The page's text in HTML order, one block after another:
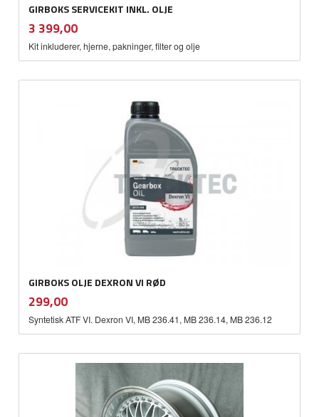
GIRBOKS SERVICEKIT INKL. OLJE
Pris
3 399,00mva.
Kit inkluderer, hjerne, pakninger, filter og olje
GIRBOKS OLJE DEXRON VI RØD
Pris
299,00mva.
Syntetisk ATF VI. Dexron VI, MB 236.41, MB 236.14, MB 236.12